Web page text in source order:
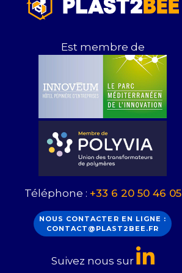
Est membre de
Téléphone : +33 6 20 50 46 05
NOUS CONTACTER EN LIGNE :
CONTACT@PLAST2BEE.FR
Suivez nous sur